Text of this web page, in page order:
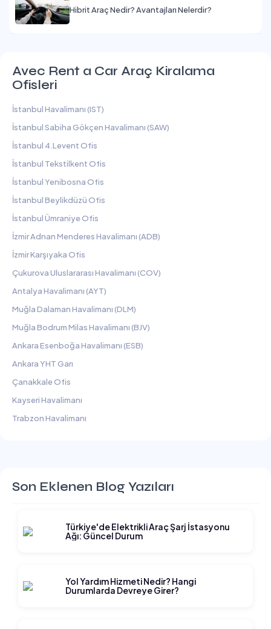
Hibrit Araç Nedir? Avantajları Nelerdir?
Avec Rent a Car Araç Kiralama
Ofisleri
İstanbul Havalimanı (IST)
İstanbul Sabiha Gökçen Havalimanı (SAW)
İstanbul 4.Levent Ofis
İstanbul Tekstilkent Ofis
İstanbul Yenibosna Ofis
İstanbul Beylikdüzü Ofis
İstanbul Ümraniye Ofis
İzmir Adnan Menderes Havalimanı (ADB)
İzmir Karşıyaka Ofis
Çukurova Uluslararası Havalimanı (COV)
Antalya Havalimanı (AYT)
Muğla Dalaman Havalimanı (DLM)
Muğla Bodrum Milas Havalimanı (BJV)
Ankara Esenboğa Havalimanı (ESB)
Ankara YHT Garı
Çanakkale Ofis
Kayseri Havalimanı
Trabzon Havalimanı
Son Eklenen Blog Yazıları
Türkiye'de Elektrikli Araç Şarj İstasyonu
Ağı: Güncel Durum
Yol Yardım Hizmeti Nedir? Hangi
Durumlarda Devreye Girer?